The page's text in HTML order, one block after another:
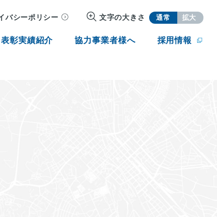
バシーポリシー 文字の大きさ 通常 拡大
彰実績紹介 協力事業者様へ 採用情報